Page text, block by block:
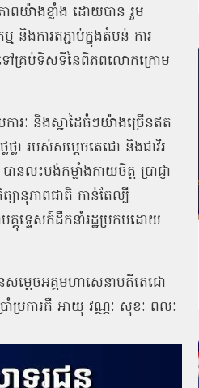
ពយ៉ាងខ្លាំង ដោយបាន រួម
ម និងការតភ្ជាប់ក្នុងតំបន់ ការ
ទៅគ្រប់ទិសទីនៃពិភពលោកក្រោម
រៈ និងស្នាដៃធំៗយ៉ាងច្រើនឥត
លា របស់សម្ដេចតេជោ និងជាវីរ
បានលះបង់កម្លាំងកាយចិត្ត ប្រាជ្ញា
ត្យានុភាពជាតិ កាន់តែល្បី
គុទ្ទេសក៍ដឹកនាំរដ្ឋប្រកបដោយ
ម្តេចអគ្គមហាសេនាបតីតេជោ
ប្រការគឺ អាយុ វណ្ណៈ សុខៈ ពលៈ